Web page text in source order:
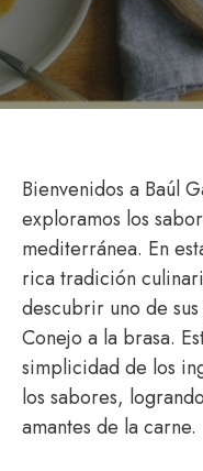
Bienvenidos a Baúl
exploramos los
mediterránea. En
rica tradición
descubrir uno de
Conejo a la brasa.
simplicidad de los
los sabores,
amantes de la carne.